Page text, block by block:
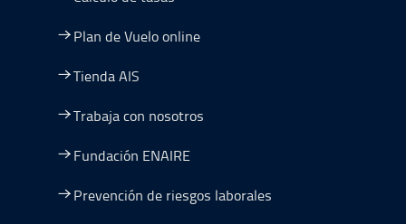
Plan de Vuelo online
Tienda AIS
Trabaja con nosotros
Fundación ENAIRE
Prevención de riesgos laborales